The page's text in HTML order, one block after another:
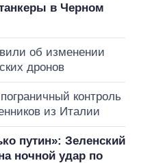
в Черном
об изменении
дронов
контроль
из Италии
путин»: Зеленский
ночной удар по